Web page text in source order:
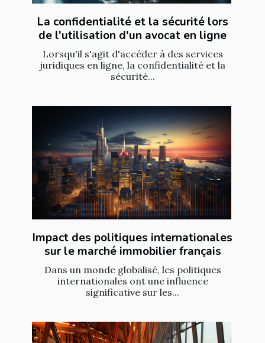
La confidentialité et la sécurité lors
de l'utilisation d'un avocat en ligne
Lorsqu'il s'agit d'accéder à des services
juridiques en ligne, la confidentialité et la
sécurité...
Impact des politiques internationales
sur le marché immobilier français
Dans un monde globalisé, les politiques
internationales ont une influence
significative sur les...